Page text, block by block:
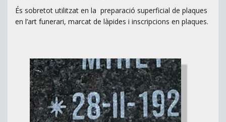
És sobretot utilitzat en la preparació superficial de plaques
en l’art funerari, marcat de làpides i inscripcions en plaques.